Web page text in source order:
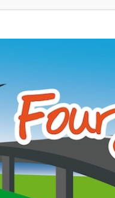
vans et de camping-